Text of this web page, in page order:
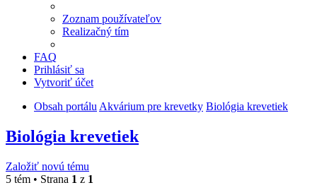
Zoznam používateľov
Realizačný tím
FAQ
Prihlásiť sa
Vytvoriť účet
Obsah portálu Akvárium pre krevetky Biológia krevetiek
Biológia krevetiek
Založiť novú tému
5 tém • Strana 1 z 1